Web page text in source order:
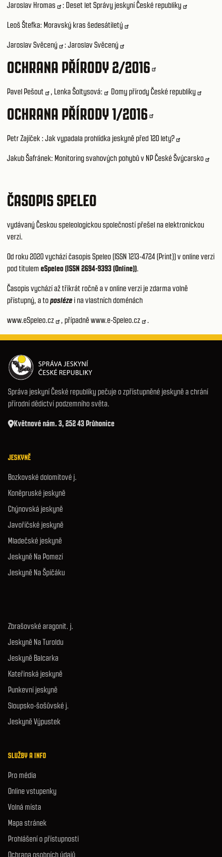
Jaroslav Hromas : Deset let Správy jeskyní České republiky
Leoš Štefka: Moravský kras šedesátiletý
Jaroslav Svěcený : Jaroslav Svěcený
OCHRANA PŘÍRODY 2/2016
Pavel Pešout , Lenka Šoltysová: Domy přírody České republiky
OCHRANA PŘÍRODY 1/2016
Petr Zajíček : Jak vypadala prohlídka jeskyně před 120 lety?
Jakub Šafránek: Monitoring svahových pohybů v NP České Švýcarsko
ČASOPIS SPELEO
vydávaný Českou speleologickou společností přešel na elektronickou
verzi.
Od roku 2020 vychází časopis Speleo (ISSN 1213-4724 (Print)) v online verzi
pod titulem eSpeleo (ISSN 2694-9393 (Online)).
Časopis vychází až třikrát ročně a v online verzi je zdarma volně
přístupný, a toposléze i na vlastních doménách
www.eSpeleo.cz , případněwww.e-Speleo.cz .
Správa jeskyní České republiky pečuje o zpřístupněné jeskyně a chrání
přírodní dědictví podzemního světa.
Květnové nám. 3, 252 43 Průhonice
JESKYNĚ
Bozkovské dolomitové j.
Koněpruské jeskyně
Chýnovská jeskyně
Javoříčské jeskyně
Mladečské jeskyně
Jeskyně Na Pomezí
Jeskyně Na Špičáku
Zbrašovské aragonit. j.
Jeskyně Na Turoldu
Jeskyně Balcarka
Kateřinská jeskyně
Punkevní jeskyně
Sloupsko-šošůvské j.
Jeskyně Výpustek
SLUŽBY A INFO
Pro média
Online vstupenky
Volná místa
Mapa stránek
Prohlášení o přístupnosti
Ochrana osobních údajů